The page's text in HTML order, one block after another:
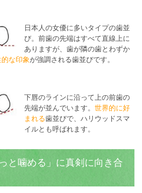
日本人の女優に多いタイプの歯並
び。前歯の先端はすべて直線上に
ありますが、歯が隣の歯とわずか
な印象が強調される歯並びです。
下唇のラインに沿って上の前歯の
先端が並んでいます。 世界的に好
まれる歯並びで、ハリウッドスマ
イルとも呼ばれます。
と噛める」に真剣に向き合